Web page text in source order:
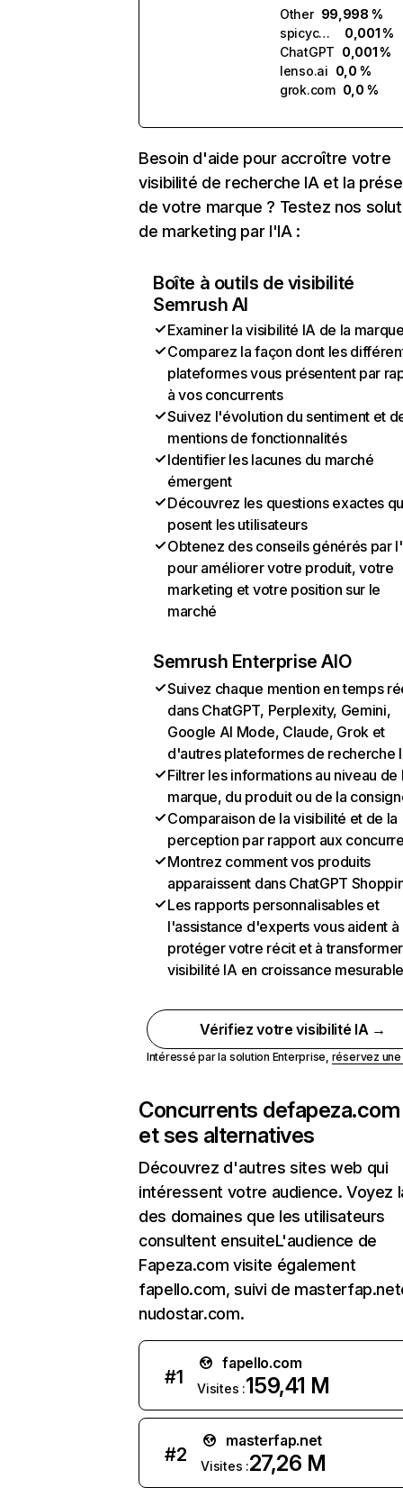
Other 99,998 %
spicychat.ai
0,001 %
ChatGPT 0,001 %
lenso.ai 0,0 %
grok.com 0,0 %
Besoin d'aide pour accroître votre
visibilité de recherche IA et la
de votre marque ? Testez nos
de marketing par l'IA :
Boîte à outils de visibilité
Semrush AI
Examiner la visibilité IA de la
Comparez la façon dont les
plateformes vous présentent par
à vos concurrents
Suivez l'évolution du sentiment et
mentions de fonctionnalités
Identifier les lacunes du marché
émergent
Découvrez les questions exactes
posent les utilisateurs
Obtenez des conseils générés par
pour améliorer votre produit, votre
marketing et votre position sur le
marché
Semrush Enterprise AIO
Suivez chaque mention en temps
dans ChatGPT, Perplexity, Gemini,
Google AI Mode, Claude, Grok et
d'autres plateformes de recherche
Filtrer les informations au niveau de
marque, du produit ou de la
Comparaison de la visibilité et de la
perception par rapport aux
Montrez comment vos produits
apparaissent dans ChatGPT
Les rapports personnalisables et
l'assistance d'experts vous aident à
protéger votre récit et à
visibilité IA en croissance
Vérifiez votre visibilité IA →
Intéressé par la solution Enterprise, réservez
Concurrents defapeza.com
et ses alternatives
Découvrez d'autres sites web qui
intéressent votre audience. Voyez
des domaines que les utilisateurs
consultent ensuiteL'audience de
Fapeza.com visite également
fapello.com, suivi de
nudostar.com.
#1
fapello.com
Visites :159,41 M
#2
masterfap.net
Visites :27,26 M